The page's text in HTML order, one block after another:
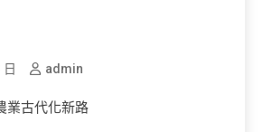
admin
業古代化新路